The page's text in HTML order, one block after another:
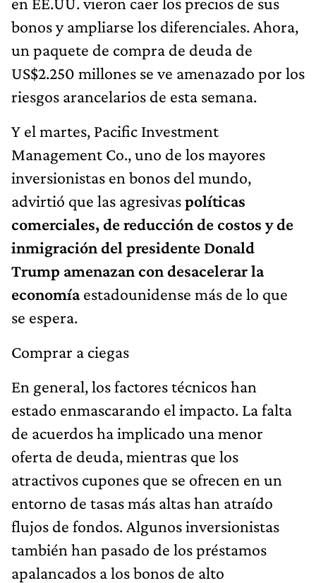
bonos y ampliarse los diferenciales. Ahora,
un paquete de compra de deuda de
US$2.250 millones se ve amenazado por los
riesgos arancelarios de esta semana.
Y el martes, Pacific Investment
Management Co., uno de los mayores
inversionistas en bonos del mundo,
advirtió que las agresivaspolíticas
comerciales, de reducción de costos y de
inmigración del presidente Donald
Trump amenazan con desacelerar la
economíaestadounidense más de lo que
se espera.
Comprar a ciegas
En general, los factores técnicos han
estado enmascarando el impacto. La falta
de acuerdos ha implicado una menor
oferta de deuda, mientras que los
atractivos cupones que se ofrecen en un
entorno de tasas más altas han atraído
flujos de fondos. Algunos inversionistas
también han pasado de los préstamos
apalancados a los bonos de alto